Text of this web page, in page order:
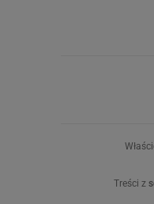
Treści z